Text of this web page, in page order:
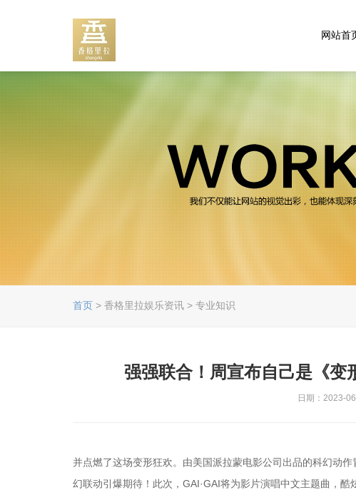
网站首
首页 > 香格里拉娱乐资讯 > 专业知识
强强联合！周宣布自己是《变
日期：2023-
并点燃了这场变形狂欢。由美国派拉蒙电影公司出品的科幻动
幻联动引爆期待！此次，GAI·GAI将为影片演唱中文主题曲，